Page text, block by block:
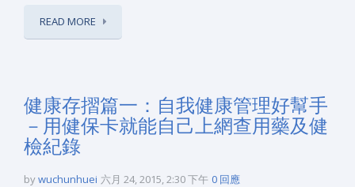
READ MORE
健康存摺篇一：自我健康管理好幫手
－用健保卡就能自己上網查用藥及健
檢紀錄
bywuchunhuei 六月 24, 2015, 2:30 下午 0 回應